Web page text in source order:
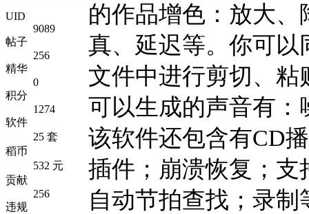
UID
9089
帖子
256
精华
0
积分
1274
软件
25 套
稻币
532 元
贡献
256
违规
的作品增色：放大
真、延迟等。你可
文件中进行剪切、
可以生成的声音有
该软件还包含有CD
插件；崩溃恢复；
自动节拍查找；录